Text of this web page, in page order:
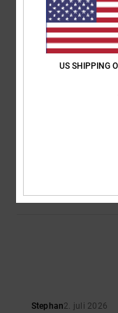
It’s Reall good lads
Comfort: 5/5 Prijs-
Ik raad dit product
Ik raad dit product
Stephan2. juli 2026
US SHIPPING